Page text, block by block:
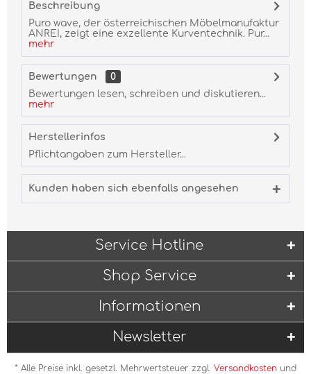
Beschreibung
Puro wave, der österreichischen Möbelmanufaktur
ANREI, zeigt eine exzellente Kurventechnik. Pur...
mehr
Bewertungen
0
Bewertungen lesen, schreiben und diskutieren...
mehr
Herstellerinfos
Pflichtangaben zum Hersteller...
Kunden haben sich ebenfalls angesehen
Service Hotline
Shop Service
Informationen
Newsletter
* Alle Preise inkl. gesetzl. Mehrwertsteuer zzgl. Versandkosten und